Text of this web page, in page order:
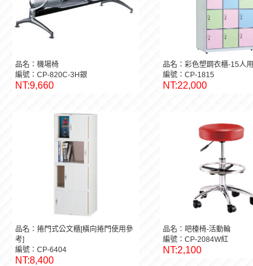
品名：機場椅
編號：CP-820C-3H銀
NT:9,660
品名：彩色塑鋼衣櫃-15人用
編號：CP-1815
NT:22,000
品名：捲門式公文櫃[橫向捲門使用參
考]
編號：CP-6404
NT:8,400
品名：吧檯椅-活動輪
編號：CP-2084W紅
NT:2,100